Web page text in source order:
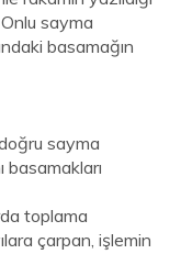
sayma
basamağın
sayma
basamakları
toplama
çarpan, işlemin